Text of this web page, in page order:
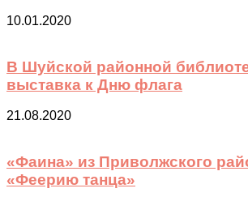
10.01.2020
В Шуйской районной
выставка к Дню флага
21.08.2020
«Фаина» из Приволжского
«Феерию танца»